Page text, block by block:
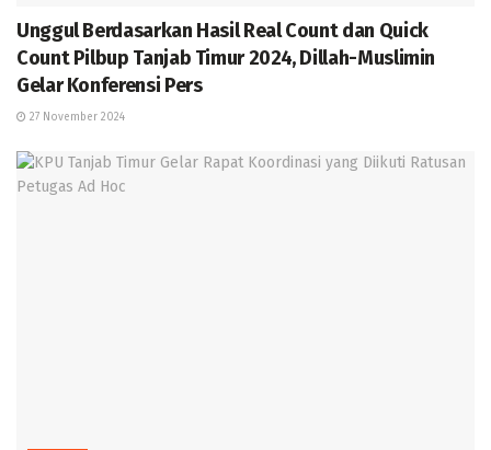
Unggul Berdasarkan Hasil Real Count dan Quick
Count Pilbup Tanjab Timur 2024, Dillah-Muslimin
Gelar Konferensi Pers
27 November 2024